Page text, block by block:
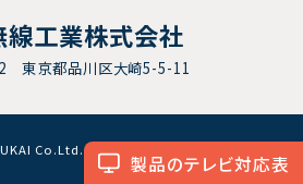
製品のテレビ対応表
線工業株式会社
東京都品川区大崎5-5-11
Co.Ltd. All RightsReserved.